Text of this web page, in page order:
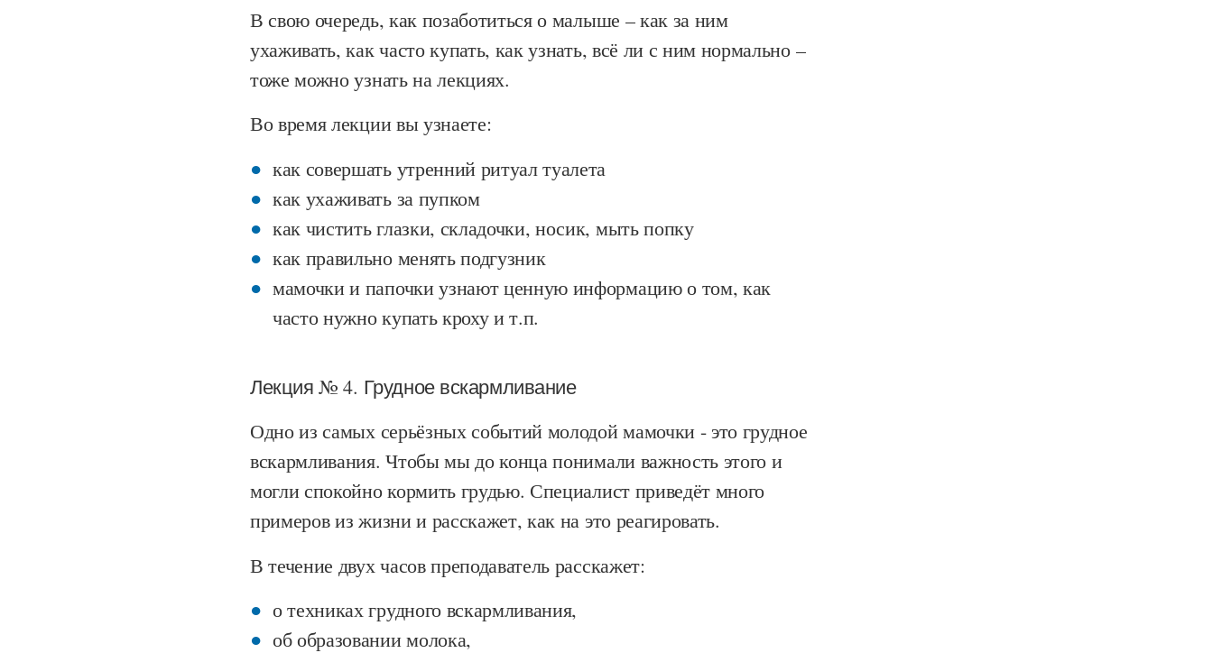
В свою очередь, как позаботиться о малыше – как за ним
ухаживать, как часто купать, как узнать, всё ли с ним нормально –
тоже можно узнать на лекциях.
Во время лекции вы узнаете:
как совершать утренний ритуал туалета
как ухаживать за пупком
как чистить глазки, складочки, носик, мыть попку
как правильно менять подгузник
мамочки и папочки узнают ценную информацию о том, как
часто нужно купать кроху и т.п.
Лекция № 4. Грудное вскармливание
Одно из самых серьёзных событий молодой мамочки - это грудное
вскармливания. Чтобы мы до конца понимали важность этого и
могли спокойно кормить грудью. Специалист приведёт много
примеров из жизни и расскажет, как на это реагировать.
В течение двух часов преподаватель расскажет:
о техниках грудного вскармливания,
об образовании молока,